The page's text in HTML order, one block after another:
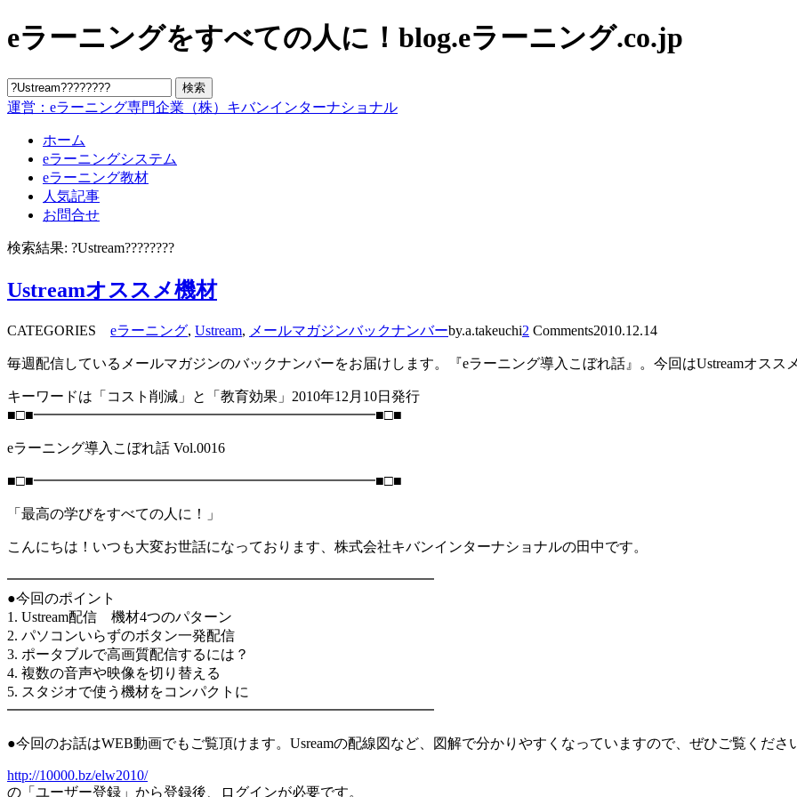
eラーニングをすべての人に！blog.eラーニング.co.jp
運営：eラーニング専門企業（株）キバンインターナショナル
ホーム
eラーニングシステム
eラーニング教材
人気記事
お問合せ
検索結果: ?Ustream????????
Ustreamオススメ機材
CATEGORIES eラーニング, Ustream, メールマガジンバックナンバーby.a.takeuchi2 Comments2010.12.14
毎週配信しているメールマガジンのバックナンバーをお届けします。『eラーニング導入こぼれ話』。今回はUstreamオスス
キーワードは「コスト削減」と「教育効果」2010年12月10日発行
■□■━━━━━━━━━━━━━━━━━━━━━━━━■□■
eラーニング導入こぼれ話 Vol.0016
■□■━━━━━━━━━━━━━━━━━━━━━━━━■□■
「最高の学びをすべての人に！」
こんにちは！いつも大変お世話になっております、株式会社キバンインターナショナルの田中です。
━━━━━━━━━━━━━━━━━━━━━━━━━━━━━━
●今回のポイント
1. Ustream配信 機材4つのパターン
2. パソコンいらずのボタン一発配信
3. ポータブルで高画質配信するには？
4. 複数の音声や映像を切り替える
5. スタジオで使う機材をコンパクトに
━━━━━━━━━━━━━━━━━━━━━━━━━━━━━━
●今回のお話はWEB動画でもご覧頂けます。Usreamの配線図など、図解で分かりやすくなっていますので、ぜひご覧くださ
http://10000.bz/elw2010/
の「ユーザー登録」から登録後、ログインが必要です。